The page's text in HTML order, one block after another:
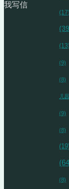
(17)
(13)
(9)
(8)
儿园
(9)
(8)
(8)
我写信